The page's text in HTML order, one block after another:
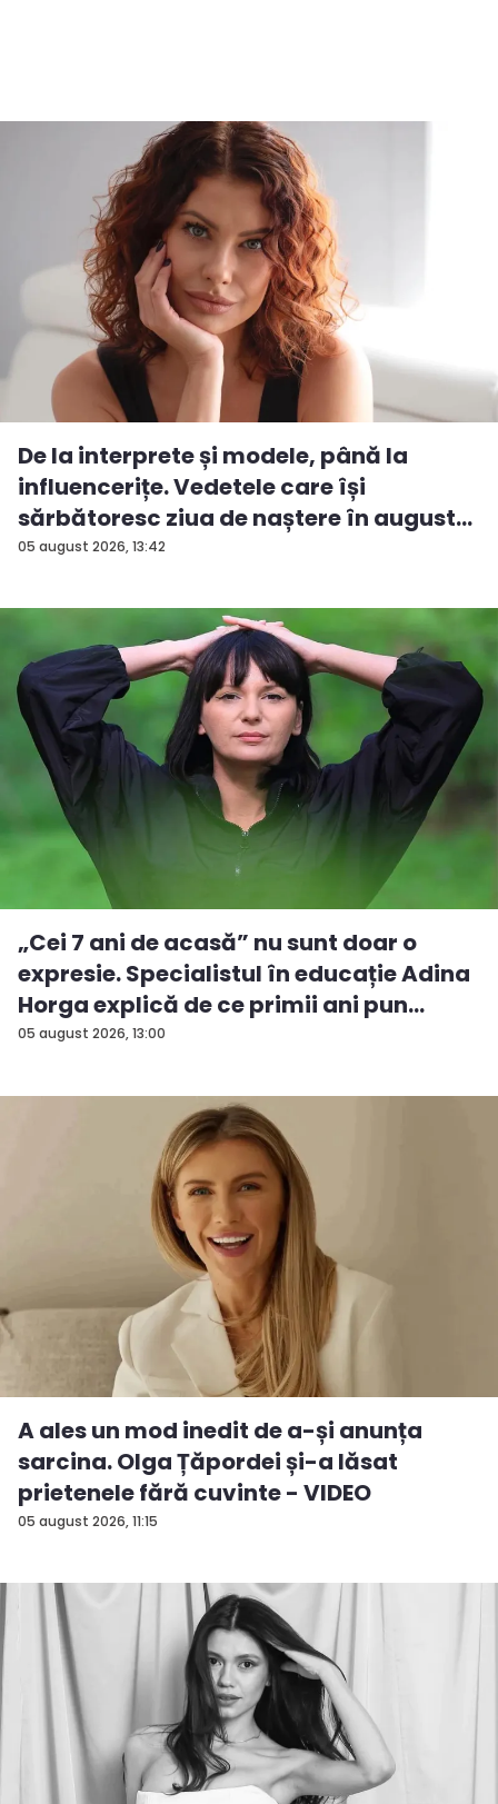
05 august 2026, 13:42
De la interprete și modele, până la
influencerițe. Vedetele care își
sărbătoresc ziua de naștere în august...
05 august 2026, 13:00
„Cei 7 ani de acasă” nu sunt doar o
expresie. Specialistul în educație Adina
Horga explică de ce primii ani pun
baze...
05 august 2026, 11:15
A ales un mod inedit de a-și anunța
sarcina. Olga Țăpordei și-a lăsat
prietenele fără cuvinte - VIDEO